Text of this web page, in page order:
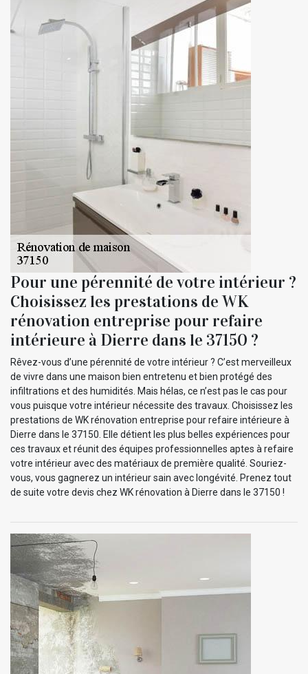
Pour une pérennité de votre intérieur ?
Choisissez les prestations de WK
rénovation entreprise pour refaire
intérieure à Dierre dans le 37150 ?
Rêvez-vous d’une pérennité de votre intérieur ? C’est merveilleux
de vivre dans une maison bien entretenu et bien protégé des
infiltrations et des humidités. Mais hélas, ce n’est pas le cas pour
vous puisque votre intérieur nécessite des travaux. Choisissez les
prestations de WK rénovation entreprise pour refaire intérieure à
Dierre dans le 37150. Elle détient les plus belles expériences pour
ces travaux et réunit des équipes professionnelles aptes à refaire
votre intérieur avec des matériaux de première qualité. Souriez-
vous, vous gagnerez un intérieur sain avec longévité. Prenez tout
de suite votre devis chez WK rénovation à Dierre dans le 37150 !